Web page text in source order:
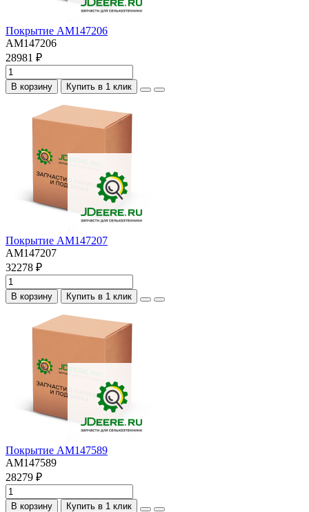
Покрытие AM147206
AM147206
28981 ₽
В корзину Купить в 1 клик
Покрытие AM147207
AM147207
32278 ₽
В корзину Купить в 1 клик
Покрытие AM147589
AM147589
28279 ₽
В корзину Купить в 1 клик